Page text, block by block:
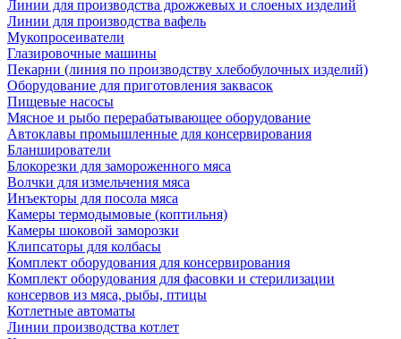
Линии для производства дрожжевых и слоеных изделий
Линии для производства вафель
Мукопросеиватели
Глазировочные машины
Пекарни (линия по производству хлебобулочных изделий)
Оборудование для приготовления заквасок
Пищевые насосы
Мясное и рыбо перерабатывающее оборудование
Автоклавы промышленные для консервирования
Бланширователи
Блокорезки для замороженного мяса
Волчки для измельчения мяса
Инъекторы для посола мяса
Камеры термодымовые (коптильня)
Камеры шоковой заморозки
Клипсаторы для колбасы
Комплект оборудования для консервирования
Комплект оборудования для фасовки и стерилизации
консервов из мяса, рыбы, птицы
Котлетные автоматы
Линии производства котлет